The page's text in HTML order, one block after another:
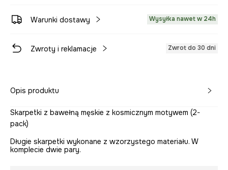
Warunki dostawy Wysyłka nawet w 24h
Zwroty i reklamacje Zwrot do 30 dni
Opis produktu
Skarpetki z bawełną męskie z kosmicznym motywem (2-
pack)
Długie skarpetki wykonane z wzorzystego materiału. W
komplecie dwie pary.